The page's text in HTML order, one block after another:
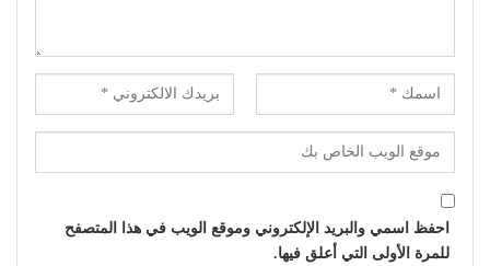
احفظ اسمي والبريد الإلكتروني وموقع الويب في هذا المتصفح
للمرة الأولى التي أعلق فيها.